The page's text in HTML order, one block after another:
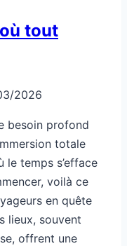
tout
2026
besoin profond
totale
le temps s’efface
voilà ce
en quête
lieux, souvent
offrent une